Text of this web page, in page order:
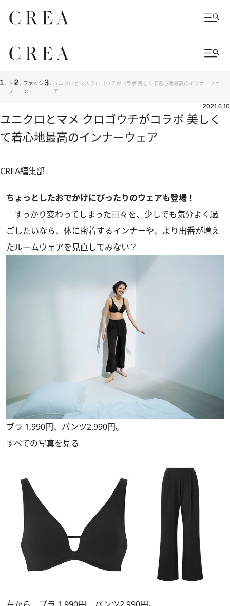
トッ
プ
ファッショ
ン
ユニクロとマメ クロゴウチがコラボ 美しくて着心地最高のインナーウェ
ア
2021.6.10
ユニクロとマメ クロゴウチがコラボ 美しく
て着心地最高のインナーウェア
CREA編集部
ちょっとしたおでかけにぴったりのウェアも登場！
すっかり変わってしまった日々を、少しでも気分よく過
ごしたいなら、体に密着するインナーや、より出番が増え
たルームウェアを見直してみない？
ブラ 1,990円、パンツ2,990円。
すべての写真を見る